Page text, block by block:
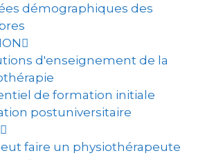
démographiques des
d'enseignement de la
de formation initiale
postuniversitaire
faire un physiothérapeute